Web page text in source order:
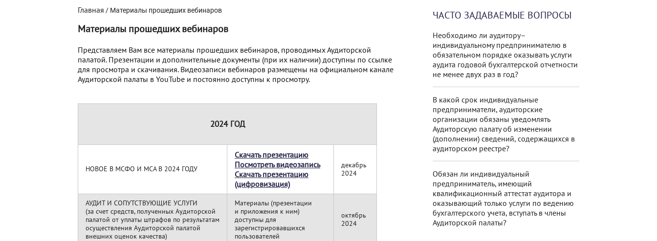
Главная / Материалы прошедших вебинаров
Материалы прошедших вебинаров
Представляем Вам все материалы прошедших вебинаров, проводимых Аудиторской
палатой. Презентации и дополнительные документы (при их наличии) доступны по ссылке
для просмотра и скачивания. Видеозаписи вебинаров размещены на официальном канале
Аудиторской палаты в YouTube и постоянно доступны к просмотру.
2024 ГОД
НОВОЕ В МСФО И МСА В 2024 ГОДУ
Скачать презентацию
Посмотреть видеозапись
Скачать презентацию
(цифровизация)
декабрь
2024
АУДИТ И СОПУТСТВУЮЩИЕ УСЛУГИ
(за счет средств, полученных Аудиторской
палатой от уплаты штрафов по результатам
осуществления Аудиторской палатой
внешних оценок качества)
Материалы (презентации
и приложения к ним)
доступны для
зарегистрировавшихся
пользователей
октябрь
2024
ЧАСТО ЗАДАВАЕМЫЕ ВОПРОСЫ
Необходимо ли аудитору–
индивидуальному предпринимателю в
обязательном порядке оказывать услуги
аудита годовой бухгалтерской отчетности
не менее двух раз в год?
В какой срок индивидуальные
предприниматели, аудиторские
организации обязаны уведомлять
Аудиторскую палату об изменении
(дополнении) сведений, содержащихся в
аудиторском реестре?
Обязан ли индивидуальный
предприниматель, имеющий
квалификационный аттестат аудитора и
оказывающий только услуги по ведению
бухгалтерского учета, вступать в члены
Аудиторской палаты?